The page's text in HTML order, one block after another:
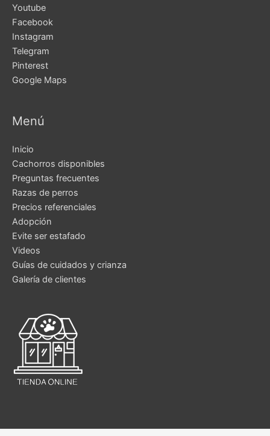
Youtube
Facebook
Instagram
Telegram
Pinterest
Google Maps
Menú
Inicio
Cachorros disponibles
Preguntas frecuentes
Razas de perros
Precios referenciales
Adopción
Evite ser estafado
Videos
Guías de cuidados y crianza
Galería de clientes